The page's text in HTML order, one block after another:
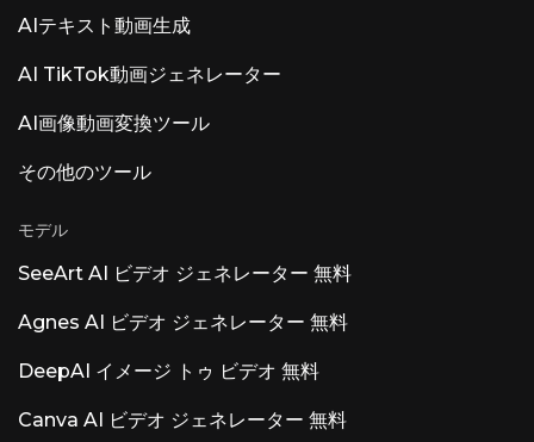
AIテキスト動画生成
AI TikTok動画ジェネレーター
AI画像動画変換ツール
その他のツール
モデル
SeeArt AI ビデオ ジェネレーター 無料
Agnes AI ビデオ ジェネレーター 無料
DeepAI イメージ トゥ ビデオ 無料
Canva AI ビデオ ジェネレーター 無料